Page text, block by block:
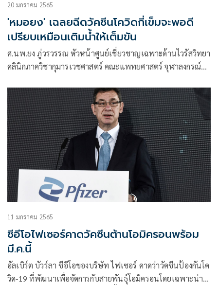
20 มกราคม 2565
'หมอยง' เฉลยฉีดวัคซีนโควิดกี่เข็มจะพอดี
เปรียบเหมือนเติมน้ำให้เต็มขัน
ศ.นพ.ยง ภู่วรวรรณ หัวหน้าศูนย์เชี่ยวชาญเฉพาะด้านไวรัสวิทยา
คลินิกภาควิชากุมารเวชศาสตร์ คณะแพทยศาสตร์ จุฬาลงกรณ์
เข็มพอ”
11 มกราคม 2565
ซีอีโอไฟเซอร์คาดวัคซีนต้านโอมิครอนพร้อม
มี.ค.นี้
อัลเบิร์ต บัวร์ลา ซีอีโอของบริษัท ไฟเซอร์ คาดว่าวัคซีนป้องกันโค
วิด-19 ที่พัฒนาเพื่อจัดการกับสายพันธุ์โอมิครอนโดยเฉพาะน่า